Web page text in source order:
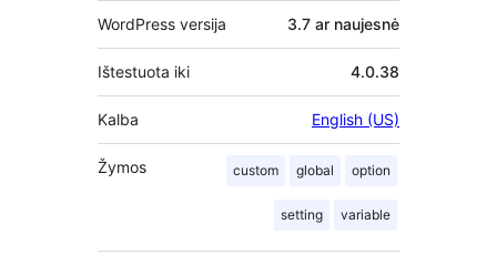
WordPress versija 3.7 ar naujesnė
Ištestuota iki 4.0.38
Kalba English (US)
Žymos custom global option
setting variable